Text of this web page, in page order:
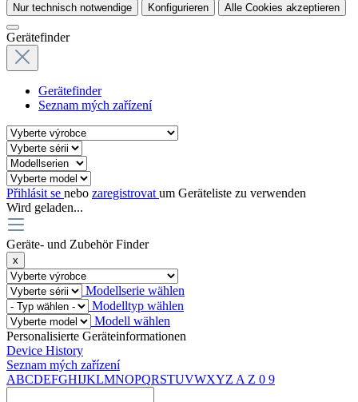
Nur technisch notwendige Konfigurieren Alle Cookies akzeptieren
Gerätefinder
Gerätefinder
Seznam mých zařízení
Přihlásit se nebo zaregistrovat um Geräteliste zu verwenden
Wird geladen...
Geräte- und Zubehör Finder
x
Modellserie wählen
Modelltyp wählen
Modell wählen
Personalisierte Geräteinformationen
Device History
Seznam mých zařízení
ABCDEFGHIJKLMNOPQRSTUVWXYZ A Z 0 9